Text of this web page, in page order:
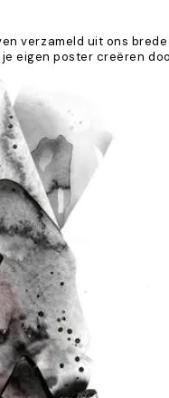
verzameld uit ons
eigen poster creëren